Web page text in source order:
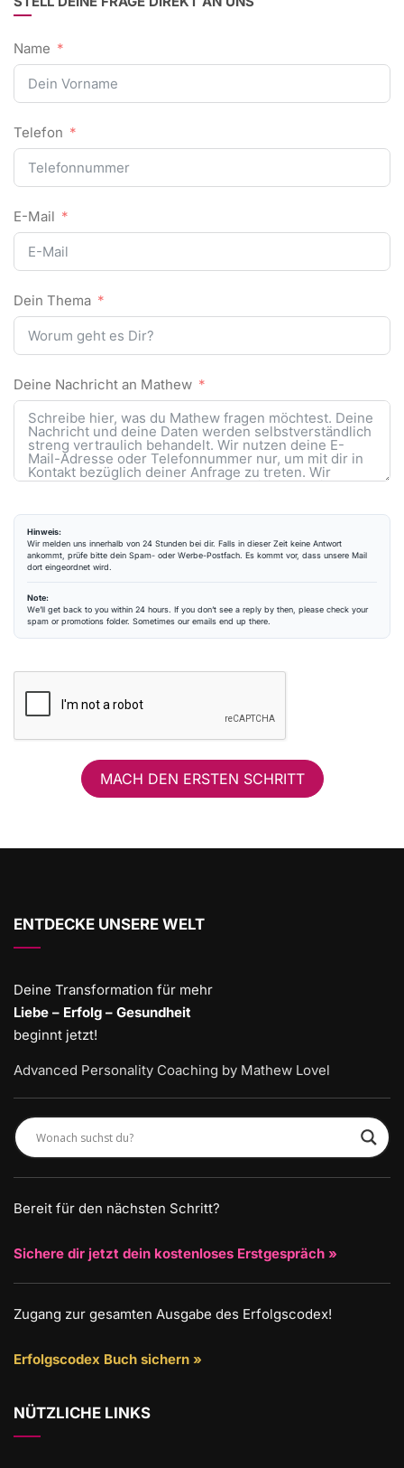
Name
Telefon
E-Mail
Dein Thema
Deine Nachricht an Mathew
Hinweis:
Wir melden uns innerhalb von 24 Stunden bei dir. Falls in dieser Zeit keine Antwort
ankommt, prüfe bitte dein Spam- oder Werbe-Postfach. Es kommt vor, dass unsere Mail
dort eingeordnet wird.
Note:
We’ll get back to you within 24 hours. If you don’t see a reply by then, please check your
spam or promotions folder. Sometimes our emails end up there.
MACH DEN ERSTEN SCHRITT
ENTDECKE UNSERE WELT
Deine Transformation für mehr
Liebe – Erfolg – Gesundheit
beginnt jetzt!
Advanced Personality Coaching by Mathew Lovel
Bereit für den nächsten Schritt?
Sichere dir jetzt dein kostenloses Erstgespräch »
Zugang zur gesamten Ausgabe des Erfolgscodex!
Erfolgscodex Buch sichern »
NÜTZLICHE LINKS